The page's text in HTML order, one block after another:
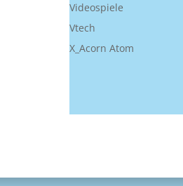
Videospiele
Vtech
X_Acorn Atom